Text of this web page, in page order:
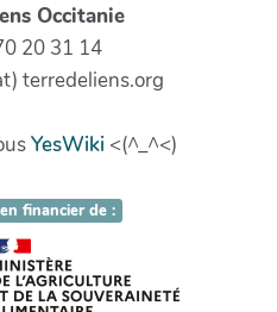
Occitanie
20 31 14
terredeliens.org
YesWiki <(^_^<)
financier de :